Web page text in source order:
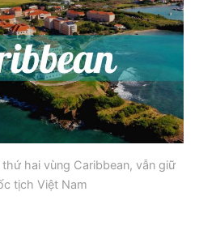
hai vùng Caribbean, vẫn giữ
tịch Việt Nam